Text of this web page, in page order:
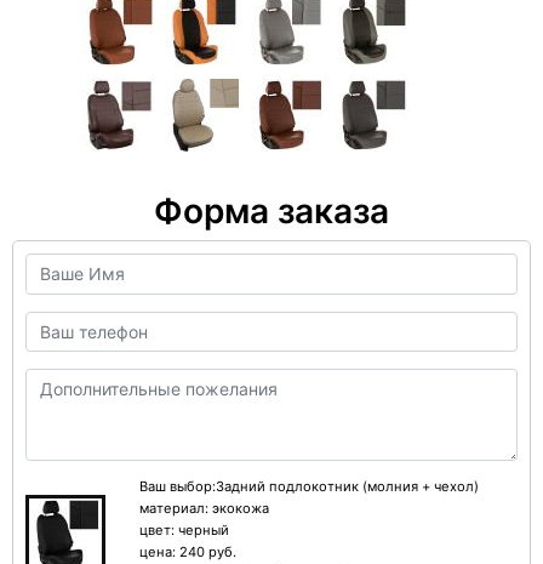
Форма заказа
Ваш выбор:Задний подлокотник (молния + чехол)
материал: экокожа
цвет: черный
цена: 240 руб.